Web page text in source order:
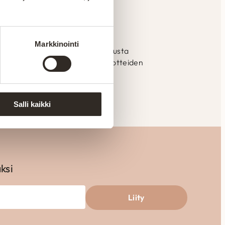
Markkinointi
Salli kaikki
Suomessa
Kajaanin tehtaalla alusta
laadun valvonnan ja tuotteiden
Liity